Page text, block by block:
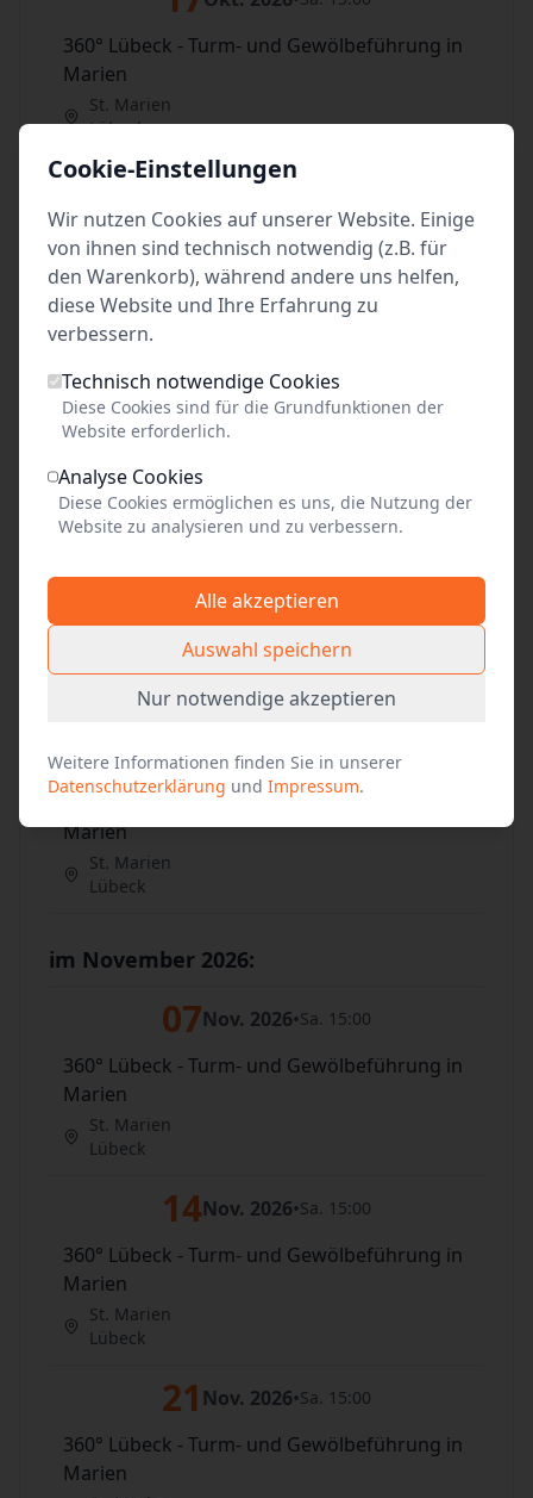
360° Lübeck - Turm- und Gewölbeführung in
Marien
St. Marien
Lübeck
21 Okt. 2026
360° Lübeck - Turm- und Gewölbeführung in
Marien
St. Marien
Lübeck
24Okt. 2026•Sa. 15:00
360° Lübeck - Turm- und Gewölbeführung in
St. Marien
Lübeck
31
360° Lübeck - Turm- und Gewölbeführung in
St. Marien
Lübeck
31Okt. 2026•Sa. 20:30
360° Lübeck - Turm- und Gewölbeführung in
Marien
St. Marien
Lübeck
im November 2026:
07Nov. 2026•Sa. 15:00
360° Lübeck - Turm- und Gewölbeführung in
Marien
St. Marien
Lübeck
14Nov. 2026•Sa. 15:00
360° Lübeck - Turm- und Gewölbeführung in
Marien
St. Marien
Lübeck
21 Nov. 2026•Sa. 15:00
360° Lübeck - Turm- und Gewölbeführung in
Marien
Cookie-Einstellungen
Wir nutzen Cookies auf unserer Website. Einige
von ihnen sind technisch notwendig (z.B. für
den Warenkorb), während andere uns helfen,
diese Website und Ihre Erfahrung zu
verbessern.
Technisch notwendige Cookies
Diese Cookies sind für die Grundfunktionen der
Website erforderlich.
Analyse Cookies
Diese Cookies ermöglichen es uns, die Nutzung der
Website zu analysieren und zu verbessern.
Alle akzeptieren
Auswahl speichern
Nur notwendige akzeptieren
Weitere Informationen finden Sie in unserer
Datenschutzerklärung und Impressum.